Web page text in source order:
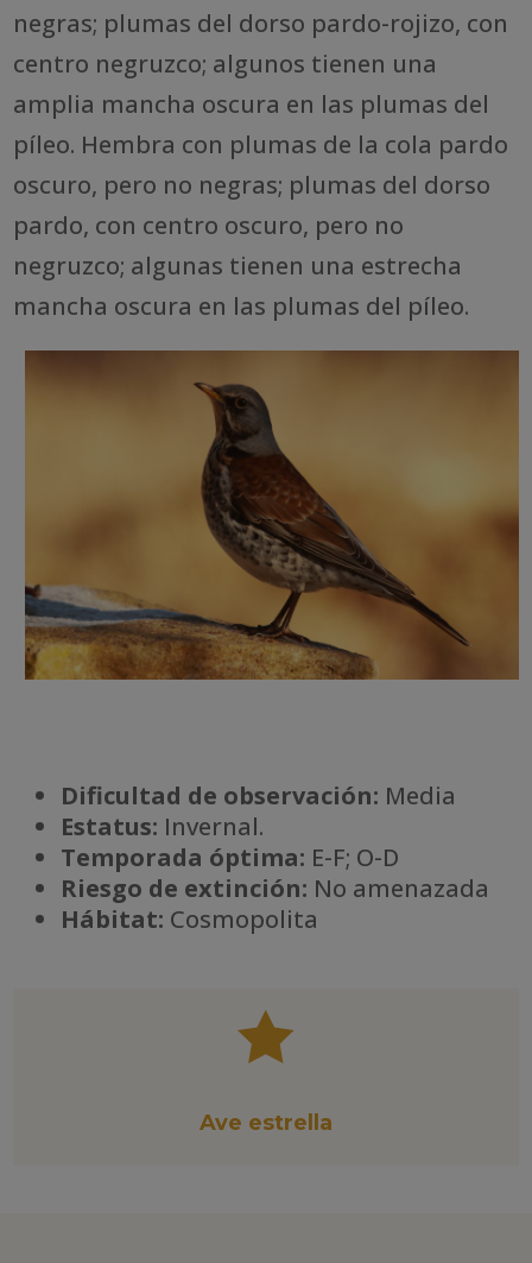
negras; plumas del dorso pardo-rojizo, con
centro negruzco; algunos tienen una
amplia mancha oscura en las plumas del
píleo. Hembra con plumas de la cola pardo
oscuro, pero no negras; plumas del dorso
pardo, con centro oscuro, pero no
negruzco; algunas tienen una estrecha
mancha oscura en las plumas del píleo.
Dificultad de observación: Media
Estatus: Invernal.
Temporada óptima: E-F; O-D
Riesgo de extinción: No amenazada
Hábitat: Cosmopolita

Ave estrella